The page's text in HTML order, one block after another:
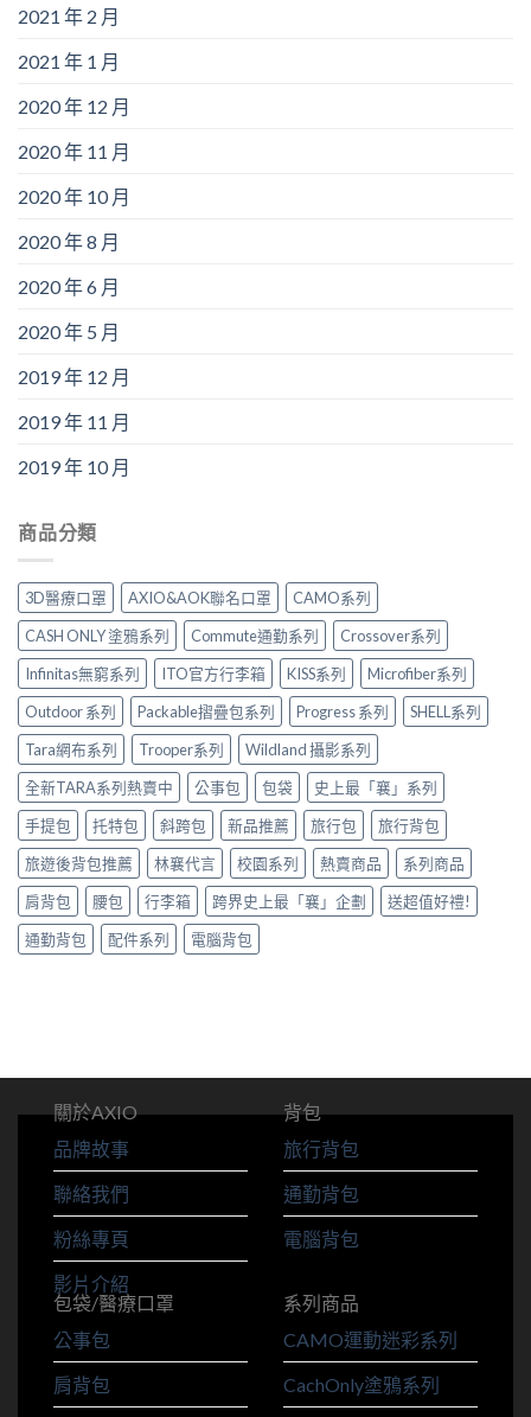
2021 年 2 月
2021 年 1 月
2020 年 12 月
2020 年 11 月
2020 年 10 月
2020 年 8 月
2020 年 6 月
2020 年 5 月
2019 年 12 月
2019 年 11 月
2019 年 10 月
商品分類
3D醫療口罩 AXIO&AOK聯名口罩
CAMO系列
CASH ONLY 塗鴉系列
Commute通勤系列
Crossover系列
Infinitas無窮系列
ITO官方行李箱 KISS系列
Microfiber系列
Outdoor 系列
Packable摺疊包系列 Progress 系列
SHELL系列
Tara網布系列
Trooper系列
Wildland 攝影系列
全新TARA系列熱賣中
公事包 包袋
史上最「襄」系列
手提包
托特包 斜跨包 新品推薦 旅行包
旅行背包
旅遊後背包推薦
林襄代言 校園系列 熱賣商品
系列商品
肩背包
腰包 行李箱 跨界史上最「襄」企劃
送超值好禮!
通勤背包
配件系列 電腦背包
關於AXIO
品牌故事
聯絡我們
粉絲專頁
影片介紹
背包
旅行背包
通勤背包
電腦背包
包袋/醫療口罩
公事包
肩背包
系列商品
CAMO運動迷彩系列
CachOnly塗鴉系列